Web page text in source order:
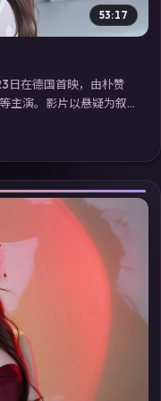
53:17
在德国首映，由朴赞
主演。影片以悬疑为叙
逐渐模糊；摄影与配乐
观看高清电视剧在线
在线追剧体验。